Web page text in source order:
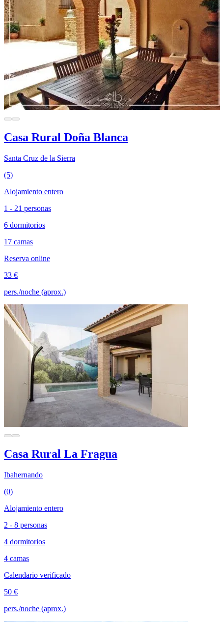
Casa Rural Doña Blanca
Santa Cruz de la Sierra
(5)
Alojamiento entero
1 - 21 personas
6 dormitorios
17 camas
Reserva online
33 €
pers./noche (aprox.)
Casa Rural La Fragua
Ibahernando
(0)
Alojamiento entero
2 - 8 personas
4 dormitorios
4 camas
Calendario verificado
50 €
pers./noche (aprox.)